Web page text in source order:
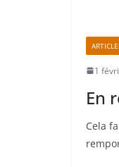
1
En
Cela